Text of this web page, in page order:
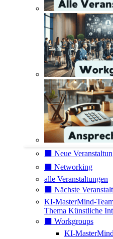
⬛️ Neue
⬛️ Networking
alle Veranstaltungen
⬛️ Nächste
KI-MasterMind-
Thema Künstliche
⬛️ Workgroups
KI-